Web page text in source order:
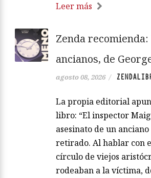
Leer más
Zenda
ancianos, de
agosto 08, 2026 /
La propia editorial
libro: “El inspector
asesinato de un
retirado. Al hablar con
círculo de viejos
rodeaban a la víctima,